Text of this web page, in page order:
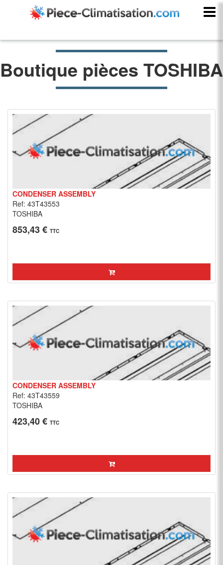
Boutique pièces TOSHIBA
CONDENSER ASSEMBLY
Ref: 43T43553
TOSHIBA
853,43 € TTC
CONDENSER ASSEMBLY
Ref: 43T43559
TOSHIBA
423,40 € TTC